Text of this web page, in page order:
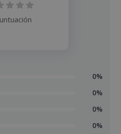
0%
0%
0%
0%